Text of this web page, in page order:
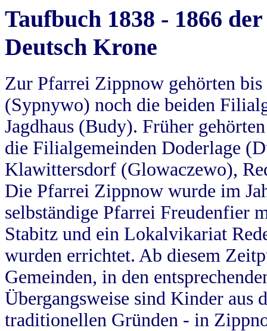
Taufbuch 1838 - 1866
Deutsch Krone
Zur Pfarrei Zippnow gehörten
(Sypnywo) noch die beiden
Jagdhaus (Budy). Früher
die Filialgemeinden Doderlage
Klawittersdorf (Glowaczewo),
Die Pfarrei Zippnow wurde im
selbständige Pfarrei Freudenfier
Stabitz und ein Lokalvikariat
wurden errichtet. Ab diesem
Gemeinden, in den
Übergangsweise sind Kinder aus
traditionellen Gründen - in